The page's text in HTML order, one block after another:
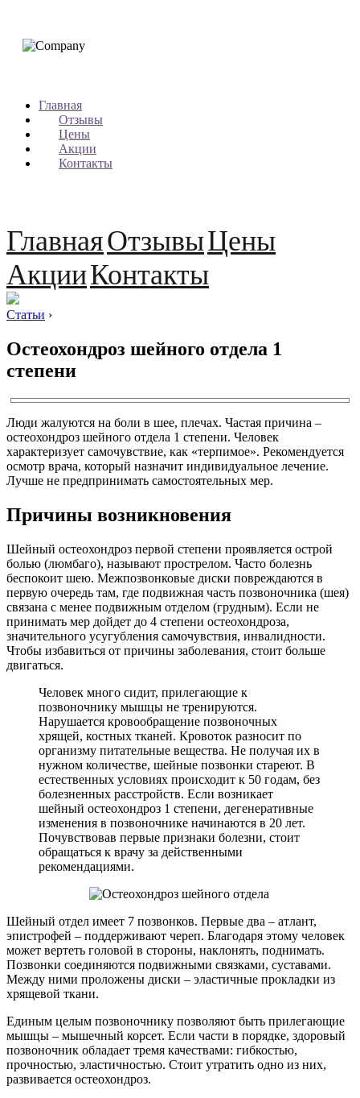
Главная
Отзывы
Цены
Акции
Контакты
ГлавнаяОтзывыЦены
АкцииКонтакты
Статьи ›
Остеохондроз шейного отдела 1
степени
Люди жалуются на боли в шее, плечах. Частая причина –
остеохондроз шейного отдела 1 степени. Человек
характеризует самочувствие, как «терпимое». Рекомендуется
осмотр врача, который назначит индивидуальное лечение.
Лучше не предпринимать самостоятельных мер.
Причины возникновения
Шейный остеохондроз первой степени проявляется острой
болью (люмбаго), называют прострелом. Часто болезнь
беспокоит шею. Межпозвонковые диски повреждаются в
первую очередь там, где подвижная часть позвоночника (шея)
связана с менее подвижным отделом (грудным). Если не
принимать мер дойдет до 4 степени остеохондроза,
значительного усугубления самочувствия, инвалидности.
Чтобы избавиться от причины заболевания, стоит больше
двигаться.
Человек много сидит, прилегающие к
позвоночнику мышцы не тренируются.
Нарушается кровообращение позвоночных
хрящей, костных тканей. Кровоток разносит по
организму питательные вещества. Не получая их в
нужном количестве, шейные позвонки стареют. В
естественных условиях происходит к 50 годам, без
болезненных расстройств. Если возникает
шейный остеохондроз 1 степени, дегенеративные
изменения в позвоночнике начинаются в 20 лет.
Почувствовав первые признаки болезни, стоит
обращаться к врачу за действенными
рекомендациями.
Шейный отдел имеет 7 позвонков. Первые два – атлант,
эпистрофей – поддерживают череп. Благодаря этому человек
может вертеть головой в стороны, наклонять, поднимать.
Позвонки соединяются подвижными связками, суставами.
Между ними проложены диски – эластичные прокладки из
хрящевой ткани.
Единым целым позвоночнику позволяют быть прилегающие
мышцы – мышечный корсет. Если части в порядке, здоровый
позвоночник обладает тремя качествами: гибкостью,
прочностью, эластичностью. Стоит утратить одно из них,
развивается остеохондроз.